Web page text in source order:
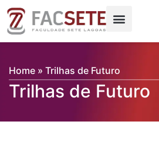
para
Home » Trilhas de Futuro
Trilhas de Futuro